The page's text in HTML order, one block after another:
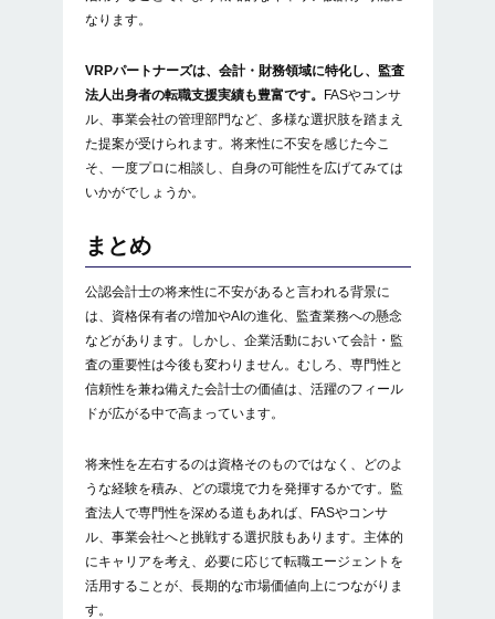
なります。
VRPパートナーズは、会計・財務領域に特化し、監査
法人出身者の転職支援実績も豊富です。
FASやコンサ
ル、事業会社の管理部門など、多様な選択肢を踏まえ
た提案が受けられます。将来性に不安を感じた今こ
そ、一度プロに相談し、自身の可能性を広げてみては
いかがでしょうか。
まとめ
公認会計士の将来性に不安があると言われる背景に
は、資格保有者の増加やAIの進化、監査業務への懸念
などがあります。しかし、企業活動において会計・監
査の重要性は今後も変わりません。むしろ、専門性と
信頼性を兼ね備えた会計士の価値は、活躍のフィール
ドが広がる中で高まっています。
将来性を左右するのは資格そのものではなく、どのよ
うな経験を積み、どの環境で力を発揮するかです。監
査法人で専門性を深める道もあれば、FASやコンサ
ル、事業会社へと挑戦する選択肢もあります。主体的
にキャリアを考え、必要に応じて転職エージェントを
活用することが、長期的な市場価値向上につながりま
す。